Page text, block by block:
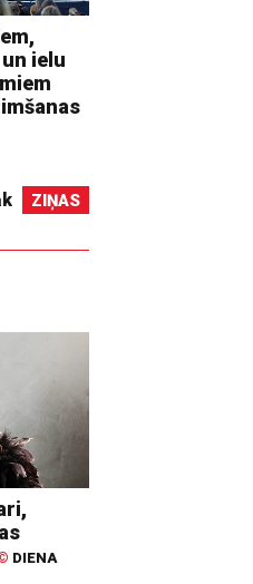
ielu
ZIŅAS
DIENA